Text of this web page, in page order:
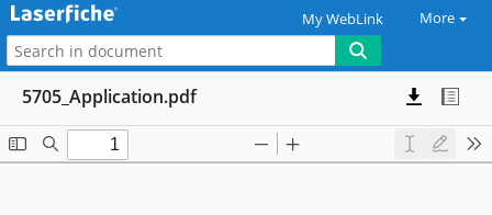
My WebLink More
5705_Application.pdf